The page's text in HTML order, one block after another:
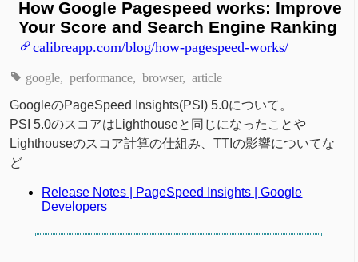
How Google Pagespeed works: Improve
Your Score and Search Engine Ranking
calibreapp.com/blog/how-pagespeed-works/
google performance browser article
GoogleのPageSpeed Insights(PSI) 5.0について。
PSI 5.0のスコアはLighthouseと同じになったことや
Lighthouseのスコア計算の仕組み、TTIの影響についてな
ど
Release Notes | PageSpeed Insights | Google
Developers